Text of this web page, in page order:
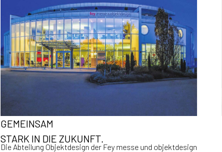
GEMEINSAM
STARK IN DIE ZUKUNFT.
Die Abteilung Objektdesign der Fey messe und objektdesign